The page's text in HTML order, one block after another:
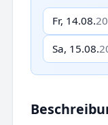
Fr, 14.08.
Sa, 15.08.